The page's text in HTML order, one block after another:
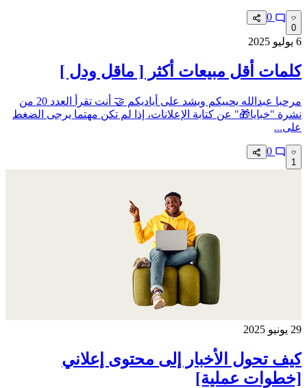
0
6 يوليو 2025
كلمات أقل مبيعات أكثر [ ماقل ودل ]
مرحبا عبدالله يحييكم ويشد على أياديكم 🤝 أنت تقرأ العدد 20 من
نشرة "خبايا🎁" عن كتابة الإعلانات، إذا لم تكن مهتما يرجى الضغط
على...
1
29 يونيو 2025
كيف تحول الأخبار إلى محتوى إعلاني
[خطوات عملية]